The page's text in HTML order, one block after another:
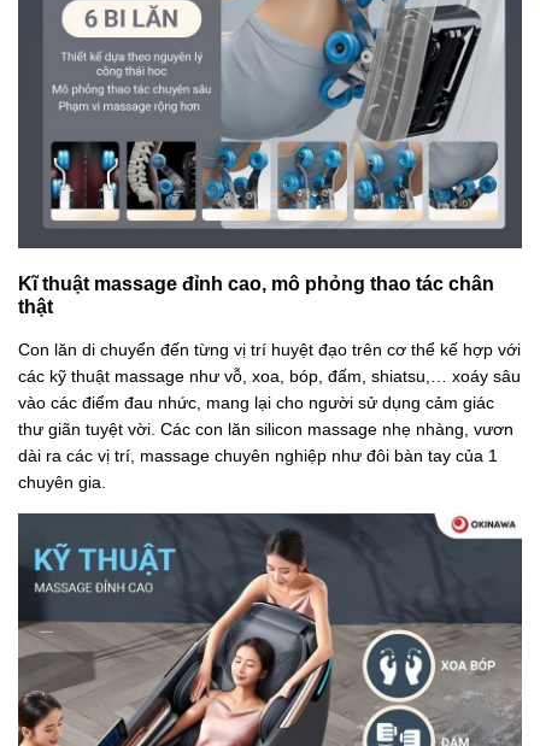
Kĩ thuật massage đỉnh cao, mô phỏng thao tác chân
thật
Con lăn di chuyển đến từng vị trí huyệt đạo trên cơ thể kế hợp với
các kỹ thuật massage như vỗ, xoa, bóp, đấm, shiatsu,… xoáy sâu
vào các điểm đau nhức, mang lại cho người sử dụng cảm giác
thư giãn tuyệt vời. Các con lăn silicon massage nhẹ nhàng, vươn
dài ra các vị trí, massage chuyên nghiệp như đôi bàn tay của 1
chuyên gia.